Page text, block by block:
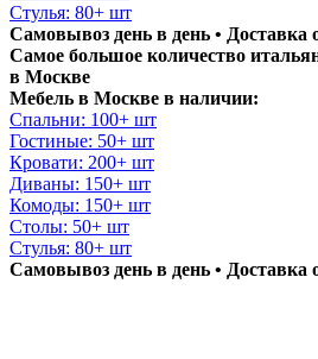
Стулья: 80+ шт
Самовывоз день в день • Доставка
Самое большое количество
в Москве
Мебель в Москве в наличии:
Спальни: 100+ шт
Гостиные: 50+ шт
Кровати: 200+ шт
Диваны: 150+ шт
Комоды: 150+ шт
Столы: 50+ шт
Стулья: 80+ шт
Самовывоз день в день • Доставка